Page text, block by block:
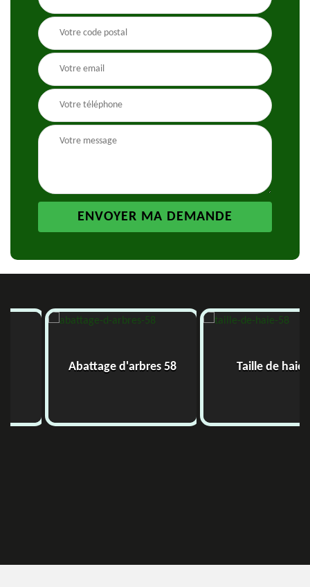
Abattage d'arbres 58 Taille de haie